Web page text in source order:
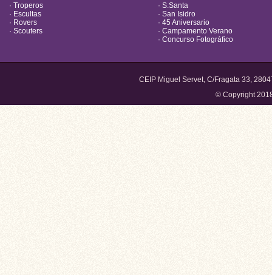
· Troperos
· Escultas
· Rovers
· Scouters
· S.Santa
· San Isidro
· 45 Aniversario
· Campamento Verano
· Concurso Fotográfico
CEIP Miguel Servet, C/Fragata 33,
© Copyright